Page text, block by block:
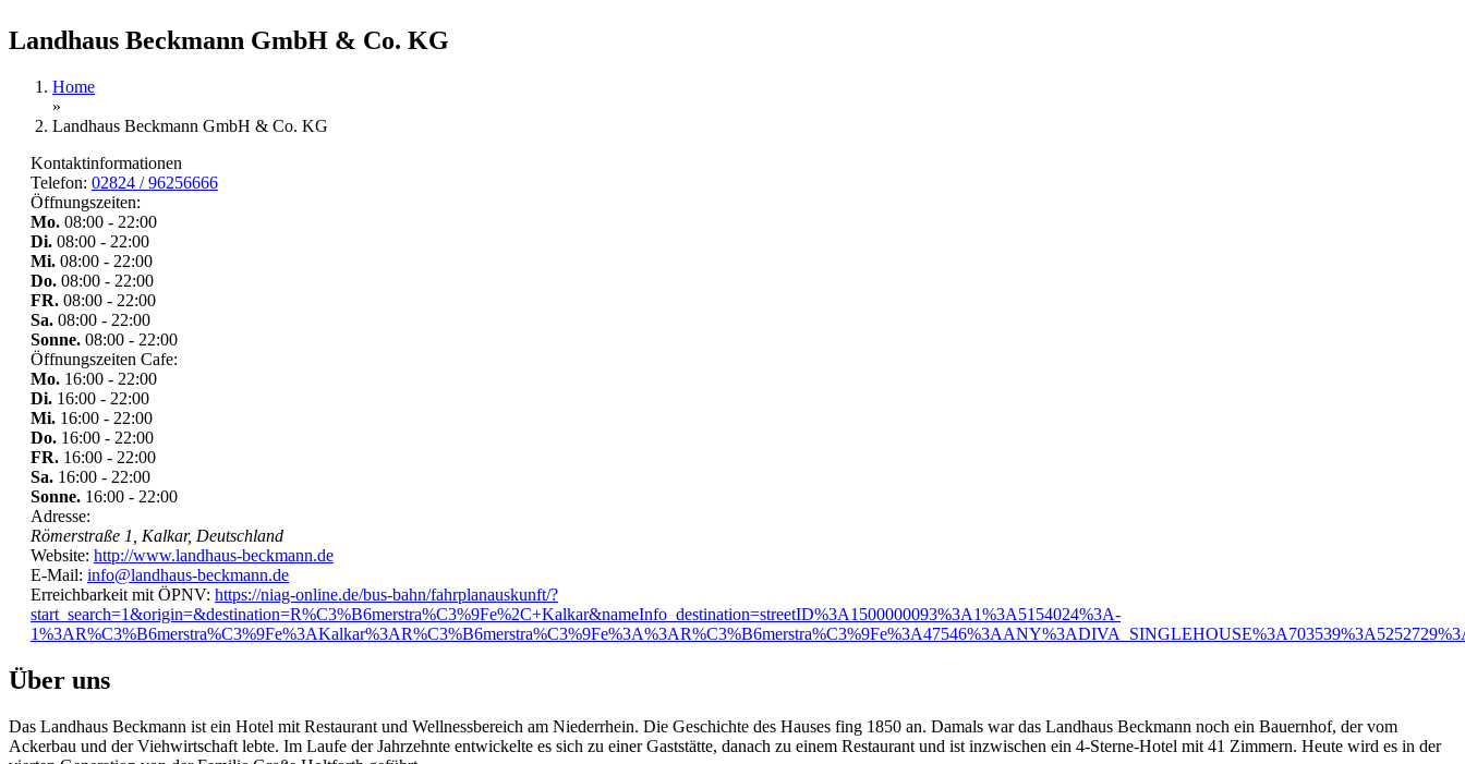
Landhaus Beckmann GmbH & Co. KG
Home
»
Landhaus Beckmann GmbH & Co. KG
Kontaktinformationen
Telefon: 02824 / 96256666
Öffnungszeiten:
Mo. 08:00 - 22:00
Di. 08:00 - 22:00
Mi. 08:00 - 22:00
Do. 08:00 - 22:00
FR. 08:00 - 22:00
Sa. 08:00 - 22:00
Sonne. 08:00 - 22:00
Öffnungszeiten Cafe:
Mo. 16:00 - 22:00
Di. 16:00 - 22:00
Mi. 16:00 - 22:00
Do. 16:00 - 22:00
FR. 16:00 - 22:00
Sa. 16:00 - 22:00
Sonne. 16:00 - 22:00
Adresse:
Römerstraße 1, Kalkar, Deutschland
Website: http://www.landhaus-beckmann.de
E-Mail: info@landhaus-beckmann.de
Erreichbarkeit mit ÖPNV: https://niag-online.de/bus-bahn/fahrplanauskunft/?
start_search=1&origin=&destination=R%C3%B6merstra%C3%9Fe%2C+Kalkar&nameInfo_destination=streetID%3A1500000093%3A1%3A5154024%3A-
Über uns
Das Landhaus Beckmann ist ein Hotel mit Restaurant und Wellnessbereich am Niederrhein. Die Geschichte des Hauses fing 1850 an. Damals war das Landhaus Beckmann noch ein Bauernhof, der vom
Ackerbau und der Viehwirtschaft lebte. Im Laufe der Jahrzehnte entwickelte es sich zu einer Gaststätte, danach zu einem Restaurant und ist inzwischen ein 4-Sterne-Hotel mit 41 Zimmern. Heute wird es in der